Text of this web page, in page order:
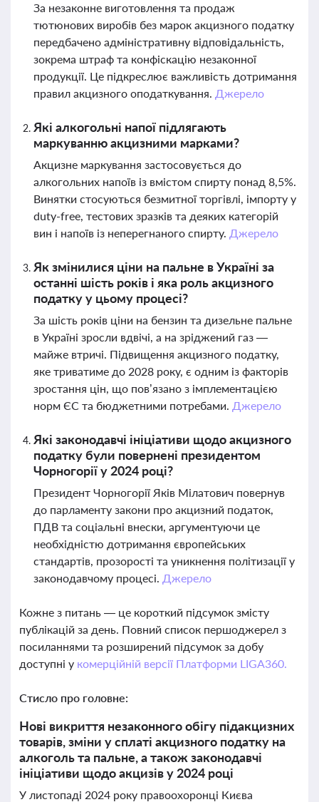
За незаконне виготовлення та продаж
тютюнових виробів без марок акцизного податку
передбачено адміністративну відповідальність,
зокрема штраф та конфіскацію незаконної
продукції. Це підкреслює важливість дотримання
правил акцизного оподаткування. Джерело
Які алкогольні напої підлягають
маркуванню акцизними марками?
Акцизне маркування застосовується до
алкогольних напоїв із вмістом спирту понад 8,5%.
Винятки стосуються безмитної торгівлі, імпорту у
duty-free, тестових зразків та деяких категорій
вин і напоїв із неперегнаного спирту. Джерело
Як змінилися ціни на пальне в Україні за
останні шість років і яка роль акцизного
податку у цьому процесі?
За шість років ціни на бензин та дизельне пальне
в Україні зросли вдвічі, а на зріджений газ —
майже втричі. Підвищення акцизного податку,
яке триватиме до 2028 року, є одним із факторів
зростання цін, що пов’язано з імплементацією
норм ЄС та бюджетними потребами. Джерело
Які законодавчі ініціативи щодо акцизного
податку були повернені президентом
Чорногорії у 2024 році?
Президент Чорногорії Яків Мілатович повернув
до парламенту закони про акцизний податок,
ПДВ та соціальні внески, аргументуючи це
необхідністю дотримання європейських
стандартів, прозорості та уникнення політизації у
законодавчому процесі. Джерело
Кожне з питань — це короткий підсумок змісту
публікацій за день. Повний список першоджерел з
посиланнями та розширений підсумок за добу
доступні у комерційній версії Платформи LIGA360.
Стисло про головне:
Нові викриття незаконного обігу підакцизних
товарів, зміни у сплаті акцизного податку на
алкоголь та пальне, а також законодавчі
ініціативи щодо акцизів у 2024 році
У листопаді 2024 року правоохоронці Києва